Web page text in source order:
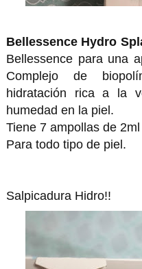
Bellessence Hydro
Bellessence para una
Complejo de
hidratación rica a la
humedad en la piel.
Tiene 7 ampollas de 2ml
Para todo tipo de piel.
Salpicadura Hidro!!